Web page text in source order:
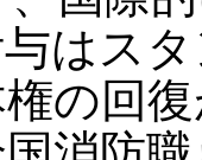
はス
の回